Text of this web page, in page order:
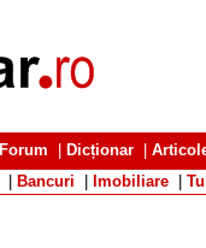
Forum Dicționar
Bancuri Imobiliare